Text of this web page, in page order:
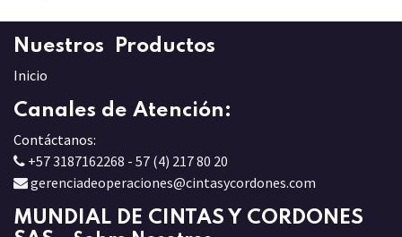
Nuestros Productos
Inicio
Canales de Atención:
Contáctanos:
+57 3187162268 - 57 (4) 217 80 20
gerenciadeoperaciones@cintasycordones.com
MUNDIAL DE CINTAS Y CORDONES